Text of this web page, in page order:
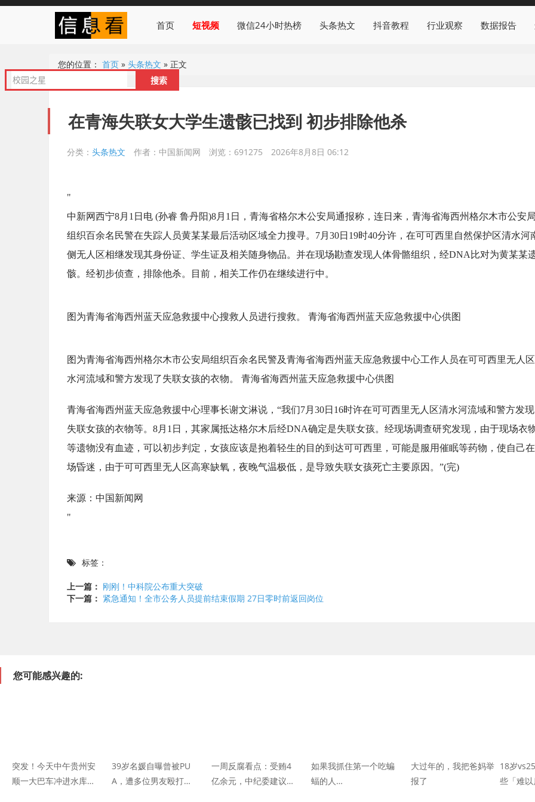
首页 短视频 微信24小时热榜 头条热文 抖音教程 行业观察 数据报告
您的位置： 首页 » 头条热文 » 正文
在青海失联女大学生遗骸已找到 初步排除他杀
分类： 头条热文 作者：中国新闻网 浏览：691275 2026年8月8日 06:12
"
中新网西宁8月1日电 (孙睿 鲁丹阳)8月1日，青海省格尔木公安局通报称，连日来，青海省海西州格尔木市公安局
组织百余名民警在失踪人员黄某某最后活动区域全力搜寻。7月30日19时40分许，在可可西里自然保护区清水河
侧无人区相继发现其身份证、学生证及相关随身物品。并在现场勘查发现人体骨骼组织，经DNA比对为黄某某
骸。经初步侦查，排除他杀。目前，相关工作仍在继续进行中。
图为青海省海西州蓝天应急救援中心搜救人员进行搜救。 青海省海西州蓝天应急救援中心供图
图为青海省海西州格尔木市公安局组织百余名民警及青海省海西州蓝天应急救援中心工作人员在可可西里无人
水河流域和警方发现了失联女孩的衣物。 青海省海西州蓝天应急救援中心供图
青海省海西州蓝天应急救援中心理事长谢文淋说，“我们7月30日16时许在可可西里无人区清水河流域和警方发现
失联女孩的衣物等。8月1日，其家属抵达格尔木后经DNA确定是失联女孩。经现场调查研究发现，由于现场衣
等遗物没有血迹，可以初步判定，女孩应该是抱着轻生的目的到达可可西里，可能是服用催眠等药物，使自己
场昏迷，由于可可西里无人区高寒缺氧，夜晚气温极低，是导致失联女孩死亡主要原因。”(完)
来源：中国新闻网
"
标签：
上一篇： 刚刚！中科院公布重大突破
下一篇： 紧急通知！全市公务人员提前结束假期 27日零时前返回岗位
您可能感兴趣的:
​突发！今天中午贵州安
顺一大巴车冲进水库，
39岁名媛自曝曾被PU
A，遭多位男友殴打，
一周反腐看点：受贿4
亿余元，中纪委建议倒
如果我抓住第一个吃蝙
蝠的人…
大过年的，我把爸妈举
报了
18岁
些「难